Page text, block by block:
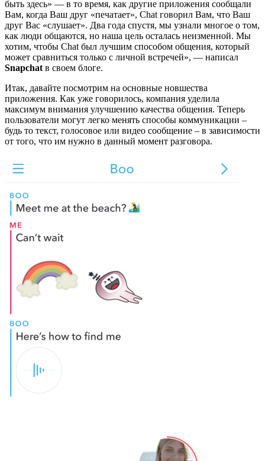
быть здесь» — в то время, как другие приложения сообщали
Вам, когда Ваш друг «печатает», Chat говорил Вам, что Ваш
друг Вас «слушает». Два года спустя, мы узнали многое о том,
как люди общаются, но наша цель осталась неизменной. Мы
хотим, чтобы Chat был лучшим способом общения, который
может сравниться только с личной встречей», — написал
Snapchat в своем блоге.
Итак, давайте посмотрим на основные новшества
приложения. Как уже говорилось, компания уделила
максимум внимания улучшению качества общения. Теперь
пользователи могут легко менять способы коммуникации –
будь то текст, голосовое или видео сообщение – в зависимости
от того, что им нужно в данный момент разговора.